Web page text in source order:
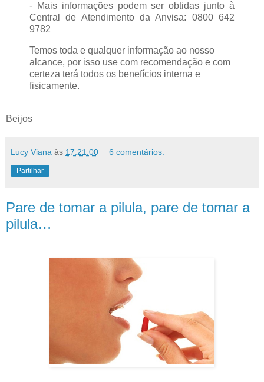
- Mais informações podem ser obtidas junto à
Central de Atendimento da Anvisa: 0800 642
9782
Temos toda e qualquer informação ao nosso
alcance, por isso use com recomendação e com
certeza terá todos os benefícios interna e
fisicamente.
Beijos
Lucy Viana às 17:21:00 6 comentários:
Partilhar
Pare de tomar a pilula, pare de tomar a
pilula…